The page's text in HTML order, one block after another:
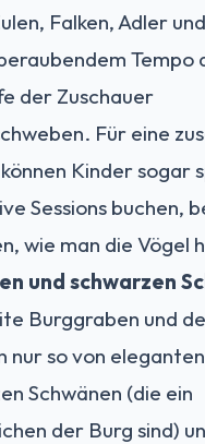
Falken, Adler
Tempo
der Zuschauer
Für eine
Kinder sogar
Sessions buchen,
wie man die Vögel
und schwarzen
Burggraben und
nur so von eleganten
Schwänen (die ein
der Burg sind)